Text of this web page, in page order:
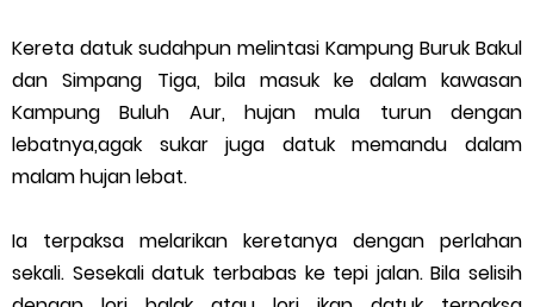
Kereta datuk sudahpun melintasi Kampung Buruk Bakul
dan Simpang Tiga, bila masuk ke dalam kawasan
Kampung Buluh Aur, hujan mula turun dengan
lebatnya,agak sukar juga datuk memandu dalam
malam hujan lebat.
Ia terpaksa melarikan keretanya dengan perlahan
sekali. Sesekali datuk terbabas ke tepi jalan. Bila selisih